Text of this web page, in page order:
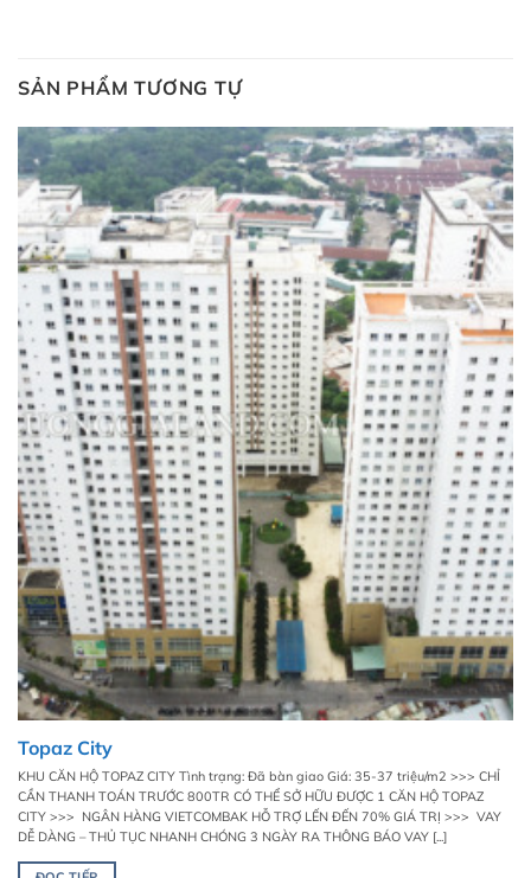
SẢN PHẨM TƯƠNG TỰ
Topaz City
KHU CĂN HỘ TOPAZ CITY Tình trạng: Đã bàn giao Giá: 35-37 triệu/m2 >>> CHỈ
CẦN THANH TOÁN TRƯỚC 800TR CÓ THỂ SỞ HỮU ĐƯỢC 1 CĂN HỘ TOPAZ
CITY >>> NGÂN HÀNG VIETCOMBAK HỖ TRỢ LẾN ĐẾN 70% GIÁ TRỊ >>> VAY
DỄ DÀNG – THỦ TỤC NHANH CHÓNG 3 NGÀY RA THÔNG BÁO VAY [...]